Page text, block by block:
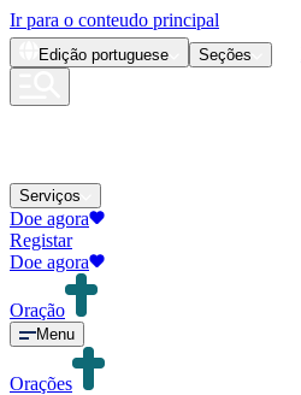
Ir para o conteudo principal
Edição portuguese Seções
Serviços
Doe agora
Registar
Doe agora
Oração
Menu
Orações